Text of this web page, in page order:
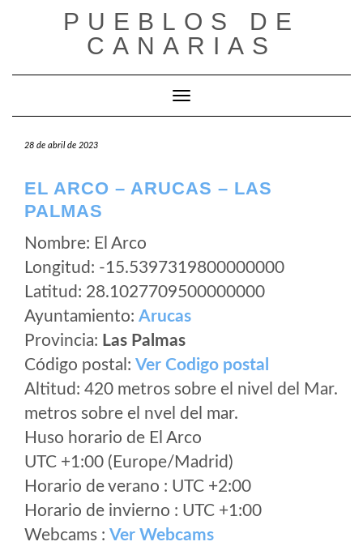
PUEBLOS DE
CANARIAS
Cambiar modo de navegación
28 de abril de 2023
EL ARCO – ARUCAS – LAS
PALMAS
Nombre: El Arco
Longitud: -15.5397319800000000
Latitud: 28.1027709500000000
Ayuntamiento: Arucas
Provincia: Las Palmas
Código postal: Ver Codigo postal
Altitud: 420 metros sobre el nivel del Mar.
metros sobre el nvel del mar.
Huso horario de El Arco
UTC +1:00 (Europe/Madrid)
Horario de verano : UTC +2:00
Horario de invierno : UTC +1:00
Webcams : Ver Webcams